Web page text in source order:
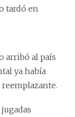
tardó en
arribó al país
ya había
reemplazante.